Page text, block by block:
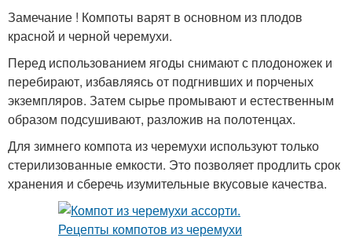
Замечание ! Компоты варят в основном из плодов
красной и черной черемухи.
Перед использованием ягоды снимают с плодоножек и
перебирают, избавляясь от подгнивших и порченых
экземпляров. Затем сырье промывают и естественным
образом подсушивают, разложив на полотенцах.
Для зимнего компота из черемухи используют только
стерилизованные емкости. Это позволяет продлить срок
хранения и сберечь изумительные вкусовые качества.